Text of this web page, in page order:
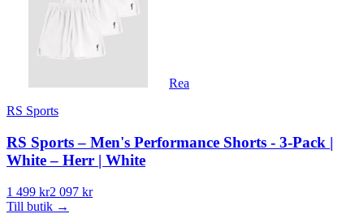
Rea
RS Sports
RS Sports – Men's Performance Shorts - 3-Pack |
White – Herr | White
1 499 kr2 097 kr
Till butik →